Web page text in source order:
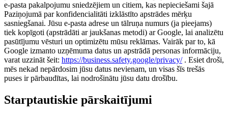
e-pasta pakalpojumu sniedzējiem un citiem, kas nepieciešami šajā
Paziņojumā par konfidencialitāti izklāstīto apstrādes mērķu
sasniegšanai. Jūsu e-pasta adrese un tālruņa numurs (ja pieejams)
tiek kopīgoti (apstrādāti ar jaukšanas metodi) ar Google, lai analizētu
pasūtījumu vēsturi un optimizētu mūsu reklāmas. Vairāk par to, kā
Google izmanto uzņēmuma datus un apstrādā personas informāciju,
varat uzzināt šeit: https://business.safety.google/privacy/. Esiet droši,
mēs nekad nepārdosim jūsu datus nevienam, un visas šīs trešās
puses ir pārbaudītas, lai nodrošinātu jūsu datu drošību.
Starptautiskie pārskaitījumi